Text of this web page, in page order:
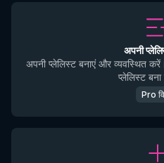
अपनी
अपनी प्लेलिस्ट बनाएं और व्यवस्थित
प्लेलिस्ट
Pro